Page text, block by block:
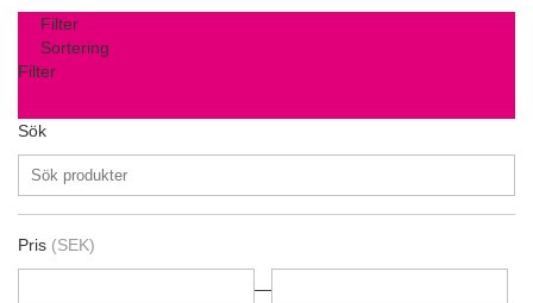
Filter
Sortering
Filter
Sök
Pris (SEK)
—